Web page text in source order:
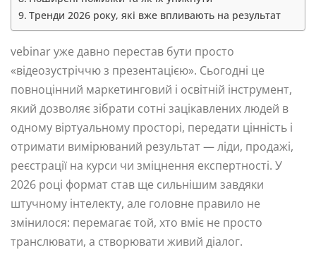
Тренди 2026 року, які вже впливають на результат
vebinar уже давно перестав бути просто
«відеозустріччю з презентацією». Сьогодні це
повноцінний маркетинговий і освітній інструмент,
який дозволяє зібрати сотні зацікавлених людей в
одному віртуальному просторі, передати цінність і
отримати вимірюваний результат — ліди, продажі,
реєстрації на курси чи зміцнення експертності. У
2026 році формат став ще сильнішим завдяки
штучному інтелекту, але головне правило не
змінилося: перемагає той, хто вміє не просто
транслювати, а створювати живий діалог.